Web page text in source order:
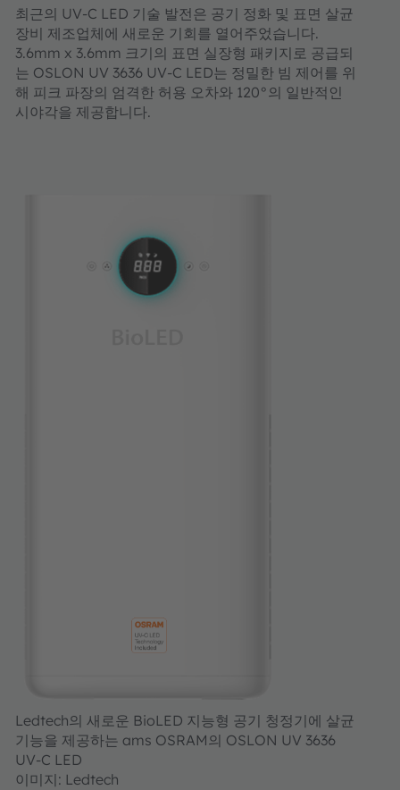
최근의 UV-C LED 기술 발전은 공기 정화 및 표면 살균
장비 제조업체에 새로운 기회를 열어주었습니다.
3.6mm x 3.6mm 크기의 표면 실장형 패키지로 공급되
는 OSLON UV 3636 UV-C LED는 정밀한 빔 제어를 위
해 피크 파장의 엄격한 허용 오차와 120°의 일반적인
시야각을 제공합니다.
Ledtech의 새로운 BioLED 지능형 공기 청정기에 살균
기능을 제공하는 ams OSRAM의 OSLON UV 3636
UV-C LED
이미지: Ledtech